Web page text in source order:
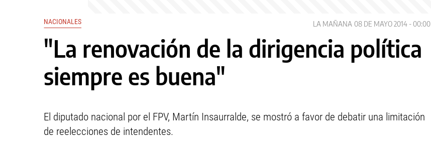
NACIONALES LA MAÑANA 08 DE MAYO 2014 - 00:00
"La renovación de la dirigencia política
siempre es buena"
El diputado nacional por el FPV, Martín Insaurralde, se mostró a favor de debatir una limitación
de reelecciones de intendentes.